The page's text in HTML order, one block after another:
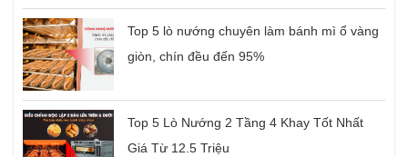
Top 5 lò nướng chuyên làm bánh mì ổ vàng
giòn, chín đều đến 95%
Top 5 Lò Nướng 2 Tầng 4 Khay Tốt Nhất
Giá Từ 12.5 Triệu